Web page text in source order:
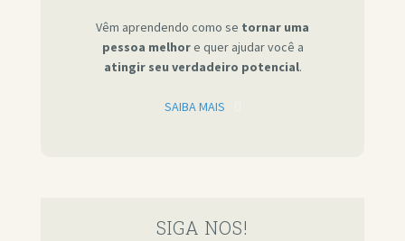
Vêm aprendendo como se tornar uma
pessoa melhore quer ajudar você a
atingir seu verdadeiro potencial.
SAIBA MAIS
SIGA NOS!